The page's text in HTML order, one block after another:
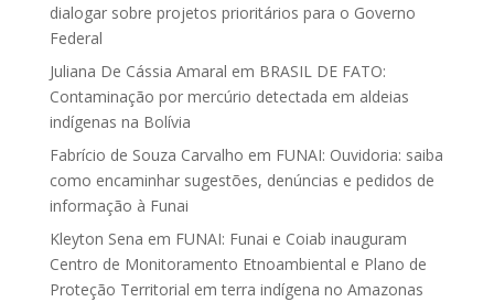
dialogar sobre projetos prioritários para o Governo
Federal
Juliana De Cássia Amaral em BRASIL DE FATO:
Contaminação por mercúrio detectada em aldeias
indígenas na Bolívia
Fabrício de Souza Carvalho em FUNAI: Ouvidoria: saiba
como encaminhar sugestões, denúncias e pedidos de
informação à Funai
Kleyton Sena em FUNAI: Funai e Coiab inauguram
Centro de Monitoramento Etnoambiental e Plano de
Proteção Territorial em terra indígena no Amazonas